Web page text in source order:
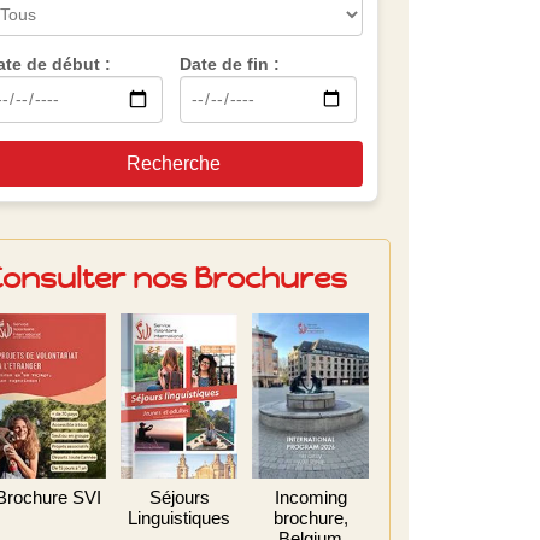
de début : Date de fin :
Recherche
nos Brochures
SVI
Séjours
Linguistiques
Incoming
brochure,